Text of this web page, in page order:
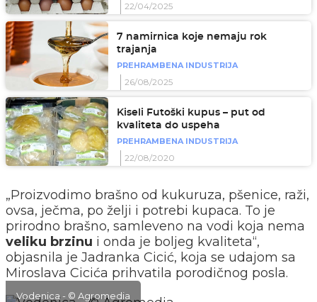
22/04/2025
7 namirnica koje nemaju rok
trajanja
PREHRAMBENA INDUSTRIJA
26/08/2025
Kiseli Futoški kupus – put od
kvaliteta do uspeha
PREHRAMBENA INDUSTRIJA
22/08/2020
„Proizvodimo brašno od kukuruza, pšenice, raži,
ovsa, ječma, po želji i potrebi kupaca. To je
prirodno brašno, samleveno na vodi koja nema
veliku brzinu i onda je boljeg kvaliteta“,
objasnila je Jadranka Cicić, koja se udajom sa
Miroslava Cicića prihvatila porodičnog posla.
Vodenica - © Agromedia